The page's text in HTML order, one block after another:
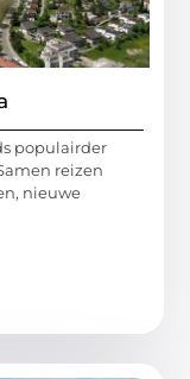
populairder
reizen
nieuwe